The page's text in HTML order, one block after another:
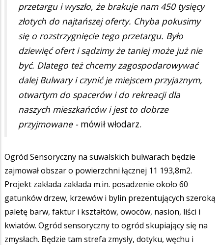
przetargu i wyszło, że brakuje nam 450 tysięcy
złotych do najtańszej oferty. Chyba pokusimy
się o rozstrzygnięcie tego przetargu. Było
dziewięć ofert i sądzimy że taniej może już nie
być. Dlatego też chcemy zagospodarowywać
dalej Bulwary i czynić je miejscem przyjaznym,
otwartym do spacerów i do rekreacji dla
naszych mieszkańców i jest to dobrze
przyjmowane - mówił włodarz.
Ogród Sensoryczny na suwalskich bulwarach będzie
zajmował obszar o powierzchni łącznej 11 193,8m2.
Projekt zakłada zakłada m.in. posadzenie około 60
gatunków drzew, krzewów i bylin prezentujących szeroką
paletę barw, faktur i kształtów, owoców, nasion, liści i
kwiatów. Ogród sensoryczny to ogród skupiający się na
zmysłach. Będzie tam strefa zmysły, dotyku, węchu i